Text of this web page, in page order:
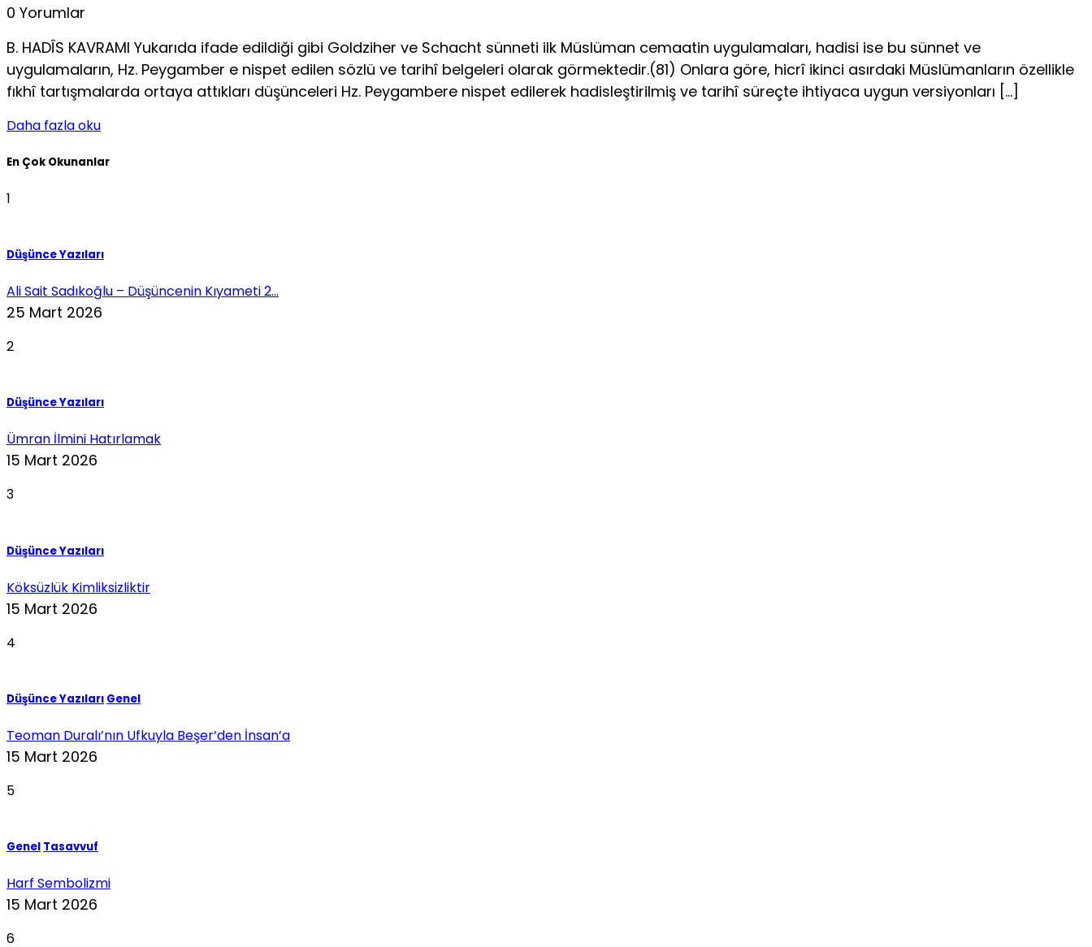
0 Yorumlar
B. HADÎS KAVRAMI Yukarıda ifade edildiği gibi Goldziher ve Schacht sünneti ilk Müslüman cemaatin uygulamaları, hadisi ise bu sünnet ve
uygulamaların, Hz. Peygamber e nispet edilen sözlü ve tarihî belgeleri olarak görmektedir.(81) Onlara göre, hicrî ikinci asırdaki Müslümanların özellikle
fıkhî tartışmalarda ortaya attıkları düşünceleri Hz. Peygambere nispet edilerek hadisleştirilmiş ve tarihî süreçte ihtiyaca uygun versiyonları […]
Daha fazla oku
En Çok Okunanlar
1
Düşünce Yazıları
Ali Sait Sadıkoğlu – Düşüncenin Kıyameti 2...
25 Mart 2026
2
Düşünce Yazıları
Ümran İlmini Hatırlamak
15 Mart 2026
3
Düşünce Yazıları
Köksüzlük Kimliksizliktir
15 Mart 2026
4
Düşünce Yazıları Genel
Teoman Duralı’nın Ufkuyla Beşer’den İnsan’a
15 Mart 2026
5
Genel Tasavvuf
Harf Sembolizmi
15 Mart 2026
6